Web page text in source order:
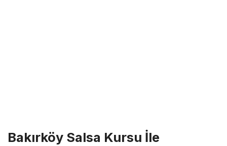
Bakırköy Salsa Kursu İle